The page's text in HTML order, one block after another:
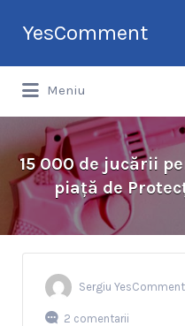
YesComment
Tu faci topul
for:
Meniu
for:
15 000 de jucării
piață de
Sergiu YesComment
2 comentarii